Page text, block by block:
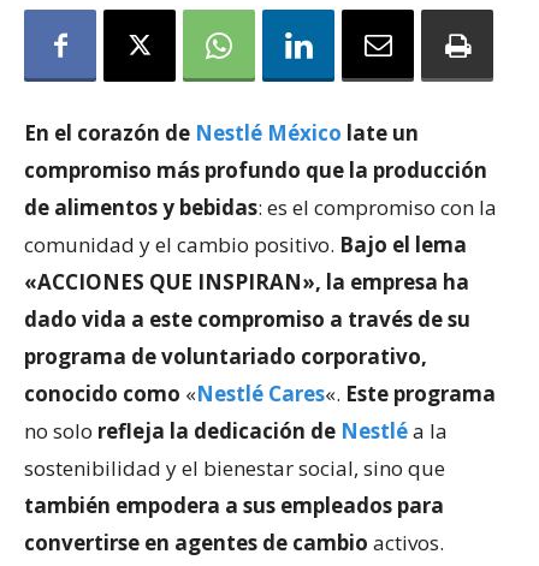
En el corazón de Nestlé México late un
compromiso más profundo que la producción
de alimentos y bebidas: es el compromiso con la
comunidad y el cambio positivo. Bajo el lema
«ACCIONES QUE INSPIRAN», la empresa ha
dado vida a este compromiso a través de su
programa de voluntariado corporativo,
conocido como «Nestlé Cares«. Este programa
no solo refleja la dedicación de Nestléa la
sostenibilidad y el bienestar social, sino que
también empodera a sus empleados para
convertirse en agentes de cambio activos.